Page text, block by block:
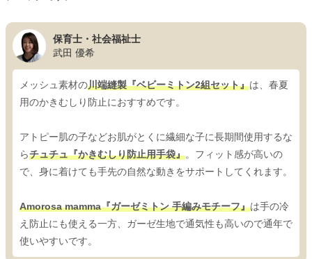
保育士・社会福祉士
武田 優希
メッシュ素材の川端縫製『ベビーミトン2組セット』は、春夏
用のかきむしり防止におすすめです。
アトピー肌の子などお肌がとくに繊細な子に長期間使用するな
らチュチュ『かきむしり防止用手袋』。フィット感が高いの
で、身に着けても手先の自然な動きをサポートしてくれます。
Amorosa mamma『ガーゼミトン 手編みモチーフ』は手の冷
え防止にも使える一方、ガーゼ生地で通気性も高いので通年で
使いやすいです。